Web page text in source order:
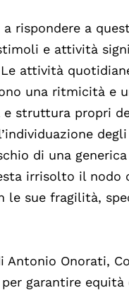
rispondere a
e attività
attività
una ritmicità e
struttura propri
di una
irrisolto il nodo
le sue fragilità,
Antonio Onorati,
garantire